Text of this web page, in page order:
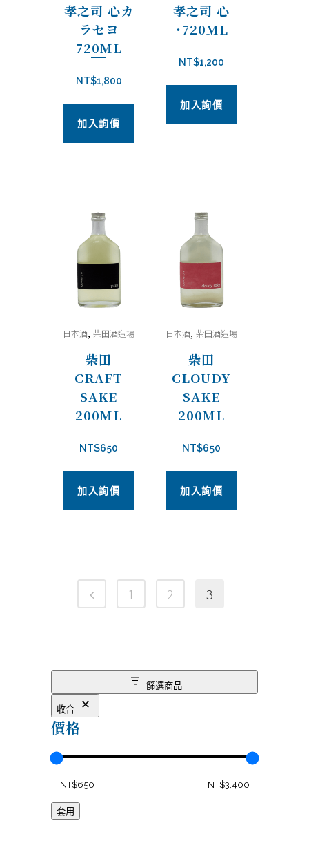
孝之司 心カ
ラセヨ
720ML
NT$1,800
加入詢價
孝之司 心
˙720ML
NT$1,200
加入詢價
日本酒,柴田酒造場
柴田
CRAFT
SAKE
200ML
NT$650
加入詢價
日本酒,柴田酒造場
柴田
CLOUDY
SAKE
200ML
NT$650
加入詢價
1 2 3
篩選商品
收合
價格
套用